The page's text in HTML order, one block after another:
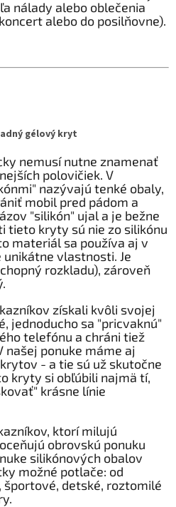
nálady alebo oblečenia
alebo do posilňovne).
gélový kryt
nemusí nutne znamenať
polovičiek. V
nazývajú tenké obaly,
mobil pred pádom a
"silikón" ujal a je bežne
tieto kryty sú nie zo silikónu
materiál sa používa aj v
vlastnosti. Je
rozkladu), zároveň
získali kvôli svojej
jednoducho sa "pricvaknú"
telefónu a chráni tiež
našej ponuke máme aj
- a tie sú už skutočne
kryty si obľúbili najmä tí,
krásne línie
ktorí milujú
obrovskú ponuku
silikónových obalov
možné potlače: od
detské, roztomilé